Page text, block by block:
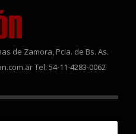
de Zamora, Pcia. de Bs. As.
Tel: 54-11-4283-0062